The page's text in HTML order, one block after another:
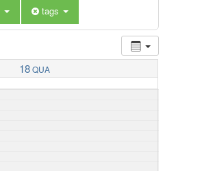
tags
18QUA